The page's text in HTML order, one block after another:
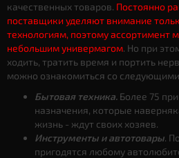
качественных товаров. Постоянно
поставщики уделяют внимание
технологиям, поэтому ассортимент
небольшим универмагом. Но при
ходить, тратить время и портить
можно ознакомиться со
Бытовая техника. Более 75
назначения, которые
жизнь - ждут своих хозяев.
Инструменты и автотовары.
пригодятся любому